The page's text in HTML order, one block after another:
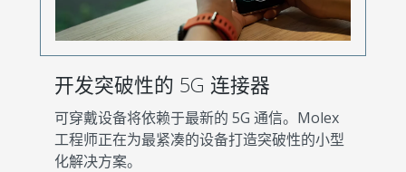
开发突破性的 5G 连接器
可穿戴设备将依赖于最新的 5G 通信。Molex
工程师正在为最紧凑的设备打造突破性的小型
化解决方案。